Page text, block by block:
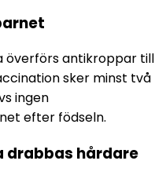
överförs antikroppar till
sker minst två
ingen
efter födseln.
drabbas hårdare